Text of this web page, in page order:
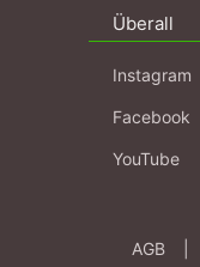
Überall
Instagram
Facebook
YouTube
AGB